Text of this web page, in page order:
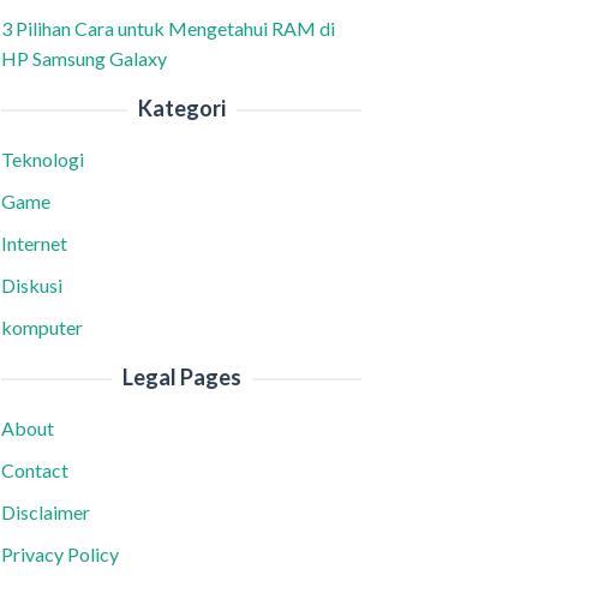
3 Pilihan Cara untuk Mengetahui RAM di
HP Samsung Galaxy
Kategori
Teknologi
Game
Internet
Diskusi
komputer
Legal Pages
About
Contact
Disclaimer
Privacy Policy